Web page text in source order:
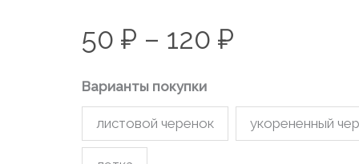
50₽ – 120₽
–
Варианты покупки
листовой черенок укорененный
Ледяные
Узоры